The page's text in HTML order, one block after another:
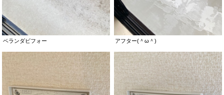
ベランダビフォー アフター(＾ω＾)